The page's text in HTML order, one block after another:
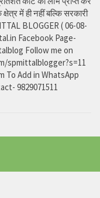
में ही नहीं बल्कि सरकारी
BLOGGER ( 06-08-
Facebook Page-
Follow me on
To Add in WhatsApp
9829071511